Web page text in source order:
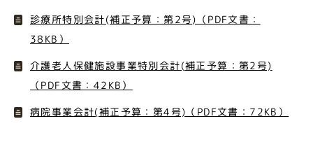
診療所特別会計(補正予算：第2号)（PDF文書：
38KB）
介護老人保健施設事業特別会計(補正予算：第2号)
（PDF文書：42KB）
病院事業会計(補正予算：第4号)（PDF文書：72KB）